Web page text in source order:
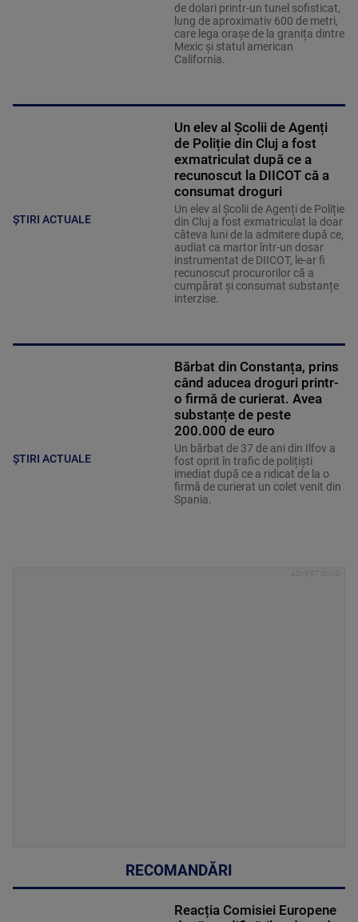
de dolari printr-un tunel sofisticat,
lung de aproximativ 600 de metri,
care lega orașe de la granița dintre
Mexic și statul american
California.
ȘTIRI ACTUALE
Un elev al Școlii de Agenți
de Poliție din Cluj a fost
exmatriculat după ce a
recunoscut la DIICOT că a
consumat droguri
Un elev al Școlii de Agenți de Poliție
din Cluj a fost exmatriculat la doar
câteva luni de la admitere după ce,
audiat ca martor într-un dosar
instrumentat de DIICOT, le-ar fi
recunoscut procurorilor că a
cumpărat și consumat substanțe
interzise.
ȘTIRI ACTUALE
Bărbat din Constanța, prins
când aducea droguri printr-
o firmă de curierat. Avea
substanțe de peste
200.000 de euro
Un bărbat de 37 de ani din Ilfov a
fost oprit în trafic de polițiști
imediat după ce a ridicat de la o
firmă de curierat un colet venit din
Spania.
RECOMANDĂRI
Reacția Comisiei Europene